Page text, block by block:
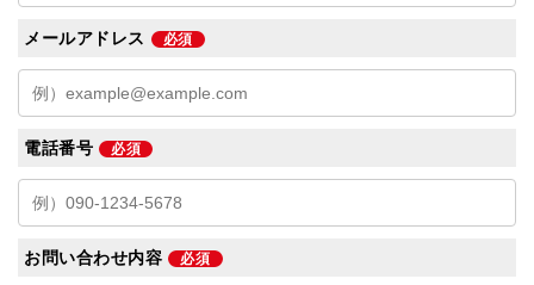
メールアドレス 必須
電話番号 必須
お問い合わせ内容 必須